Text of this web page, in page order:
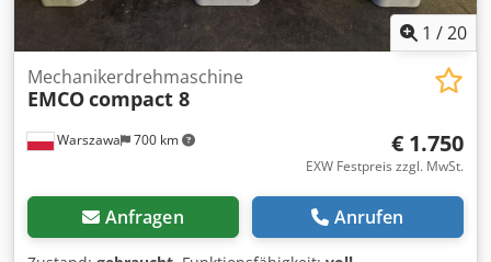
1 /20
Warszawa 700 km
Mechanikerdrehmaschine
EMCOcompact 8
€ 1.750
EXW Festpreis zzgl. MwSt.
Anfragen Anrufen